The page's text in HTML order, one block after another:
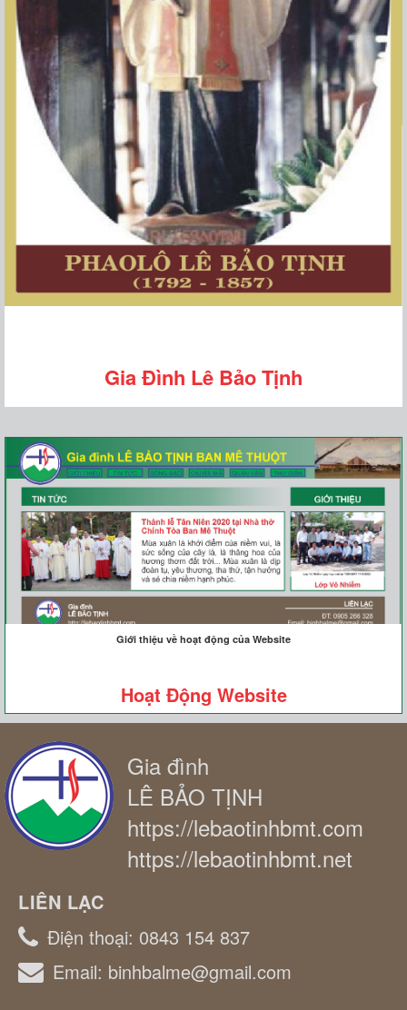
Gia Đình Lê Bảo Tịnh
Giới thiệu về hoạt động của Website
Hoạt Động Website
Gia đình
LÊ BẢO TỊNH
https://lebaotinhbmt.com
https://lebaotinhbmt.net
LIÊN LẠC
Điện thoại: 0843 154 837
Email: binhbalme@gmail.com